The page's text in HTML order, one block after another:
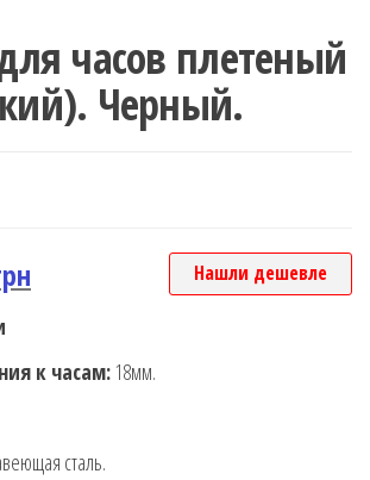
часов плетеный
Черный.
Нашли дешевле
к часам: 18мм.
сталь.